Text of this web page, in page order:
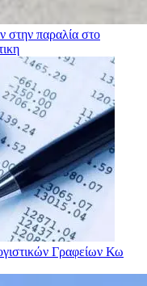
στην παραλία στο
Γραφείων Κω